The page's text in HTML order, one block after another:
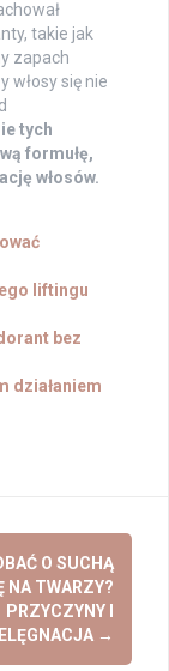
takie jak
zapach
włosy się nie
tych
formułę,
włosów.
liftingu
bez
działaniem
O SUCHĄ
NA TWARZY?
PRZYCZYNY I
→